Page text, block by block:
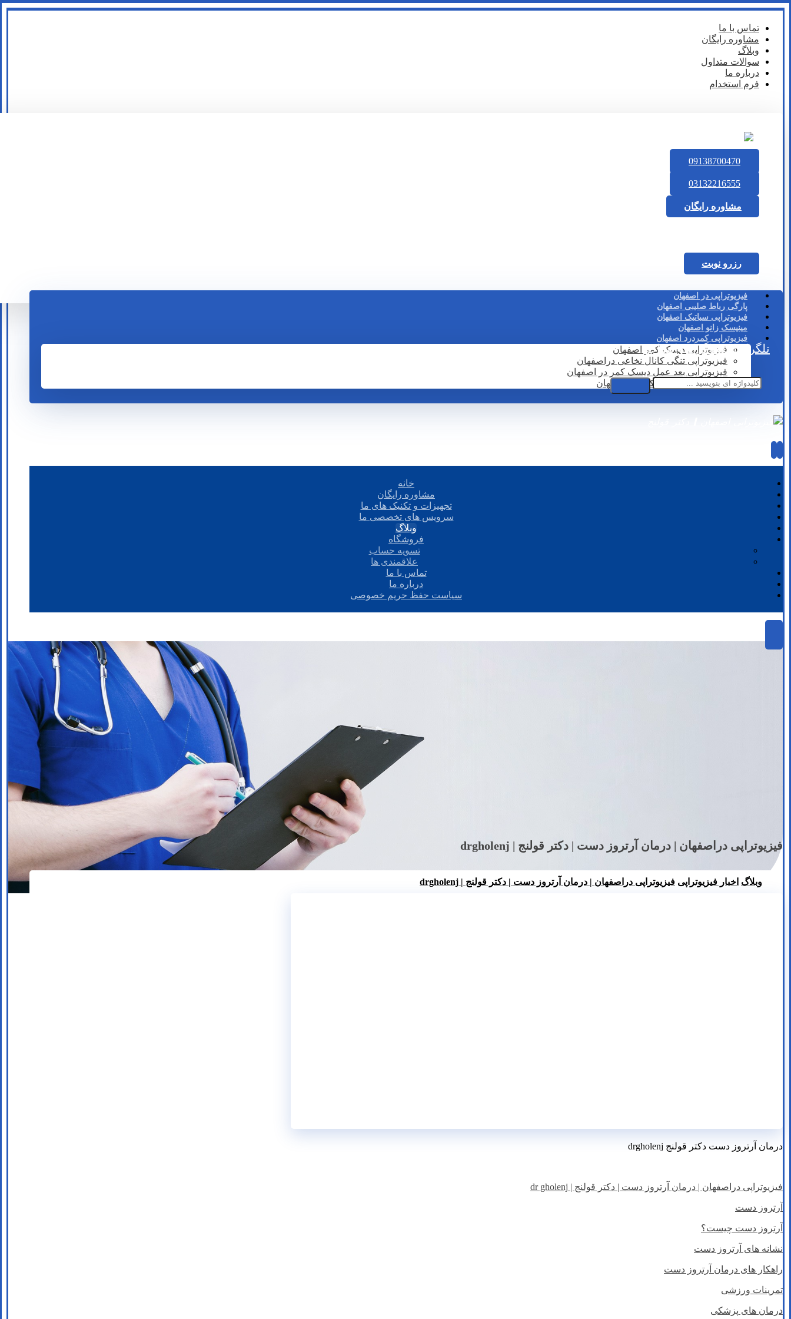
تماس با ما
مشاوره رایگان
وبلاگ
سوالات متداول
درباره ما
فرم استخدام
09138700470
03132216555
مشاوره رایگان
رزرو نوبت
فیزیوتراپی در اصفهان
پارگی رباط صلیبی اصفهان
فیزیوتراپی سیاتیک اصفهان
مینیسک زانو اصفهان
فیزیوتراپی کمردرد اصفهان
فیزیوتراپی دیسک کمر اصفهان
فیزیوتراپی تنگی کانال نخاعی دراصفهان
فیزیوتراپی بعد عمل دیسک کمر در اصفهان
لیزر درمانی دیسک کمر در اصفهان
تلگرام اینستاگرام واتساپ
خانه
مشاوره رایگان
تجهیزات و تکنیک های ما
سرویس های تخصصی ما
وبلاگ
فروشگاه
تسویه حساب
علاقمندی ها
تماس با ما
درباره ما
سیاست حفظ حریم خصوصی
فیزیوتراپی دراصفهان | درمان آرتروز دست | دکتر قولنج | drgholenj
وبلاگ اخبار فیزیوتراپی فیزیوتراپی دراصفهان | درمان آرتروز دست | دکتر قولنج | drgholenj
درمان آرتروز دست دکتر قولنج drgholenj
فیزیوتراپی دراصفهان | درمان آرتروز دست | دکتر قولنج | dr gholenj
آرتروز دست
آرتروز دست چیست؟
نشانه های آرتروز دست
راهکار های درمان آرتروز دست
تمرینات ورزشی
درمان های پزشکی